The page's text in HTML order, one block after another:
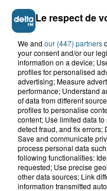
Saint-Omer : un
après l'explosion
Le respect de
We and our (447) partners
your consent and/or our
information on a device;
profiles for personalised
advertising; Measure
performance; Understand
of data from different
profiles to personalise
content; Use limited data
detect fraud, and fix
Save and communicate
process personal data
following functionalities:
requested; Use precise
other data sources; Link
information transmitted